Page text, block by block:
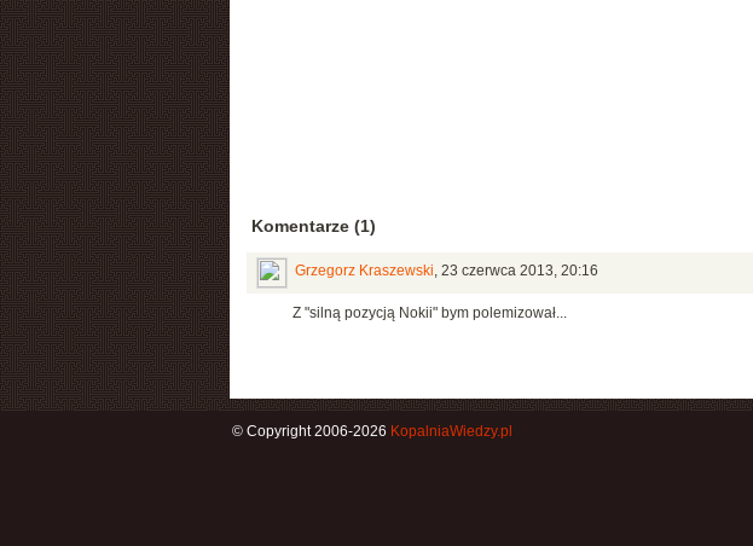
Komentarze (1)
Grzegorz Kraszewski, 23 czerwca 2013, 20:16
Z "silną pozycją Nokii" bym polemizował...
© Copyright 2006-2026 KopalniaWiedzy.pl